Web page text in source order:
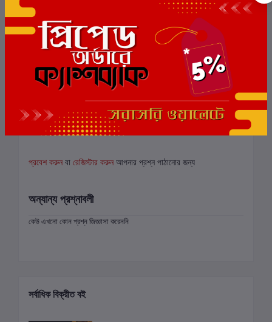
এই বইয়ের জন্য এখনও কোন পর্যালোচনা নেই
সংশ্লিষ্ট বই
বই সংক্রান্ত জিজ্ঞাসা (0)
প্রবেশ করুন বা রেজিস্টার করুন আপনার প্রশ্ন পাঠানোর জন্য
অন্যান্য প্রশ্নাবলী
কেউ এখনো কোন প্রশ্ন জিজ্ঞাসা করেননি
সর্বাধিক বিক্রীত বই